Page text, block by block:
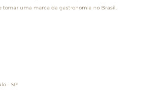
tornar uma marca da gastronomia no Brasil.
- SP